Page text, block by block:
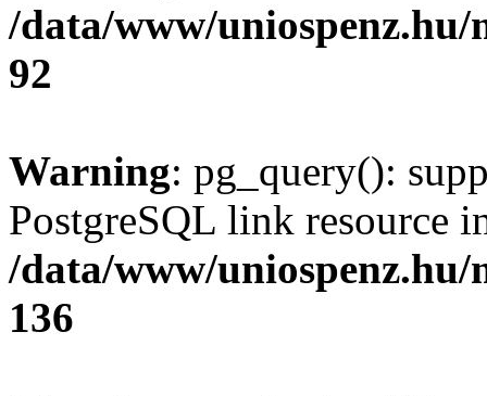
/data/www/uniospenz.hu/
92
Warning: pg_query():
PostgreSQL link resource
/data/www/uniospenz.hu/
136